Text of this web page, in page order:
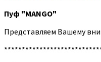
Пуф "MANGO"
Представляем Вашему